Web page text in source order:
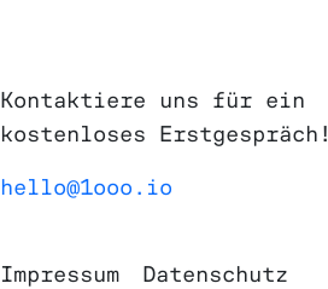
Kontaktiere uns für ein
kostenloses Erstgespräch!
hello@1ooo.io
Impressum Datenschutz